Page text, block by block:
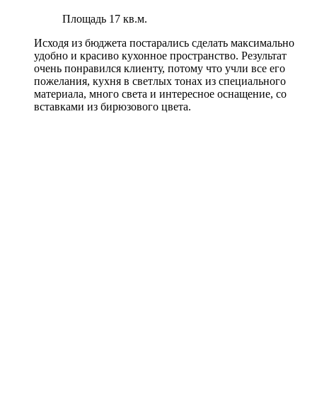
Площадь 17 кв.м.
Исходя из бюджета постарались сделать максимально
удобно и красиво кухонное пространство. Результат
очень понравился клиенту, потому что учли все его
пожелания, кухня в светлых тонах из специального
материала, много света и интересное оснащение, со
вставками из бирюзового цвета.